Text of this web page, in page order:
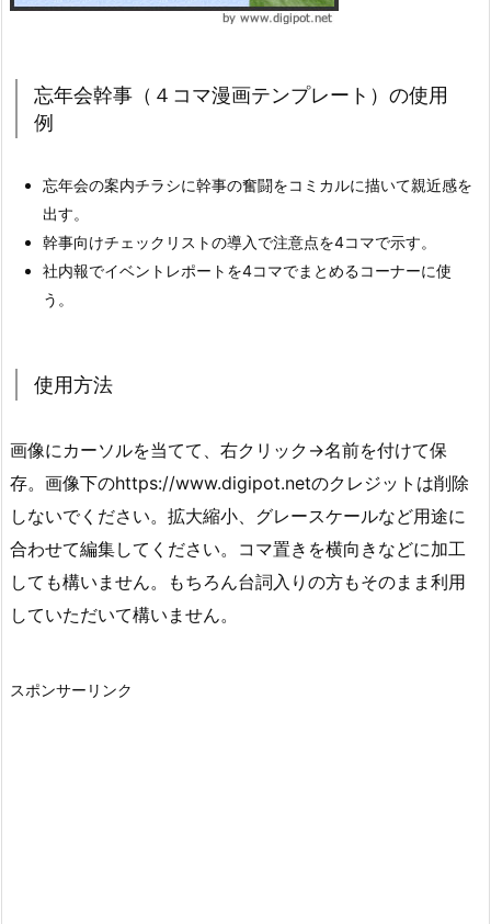
忘年会幹事（４コマ漫画テンプレート）の使用
例
忘年会の案内チラシに幹事の奮闘をコミカルに描いて親近感を
出す。
幹事向けチェックリストの導入で注意点を4コマで示す。
社内報でイベントレポートを4コマでまとめるコーナーに使
う。
使用方法
画像にカーソルを当てて、右クリック→名前を付けて保
存。画像下のhttps://www.digipot.netのクレジットは削除
しないでください。拡大縮小、グレースケールなど用途に
合わせて編集してください。コマ置きを横向きなどに加工
しても構いません。もちろん台詞入りの方もそのまま利用
していただいて構いません。
スポンサーリンク